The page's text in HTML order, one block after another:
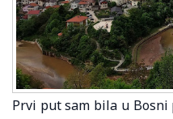
Prvi put sam bila u